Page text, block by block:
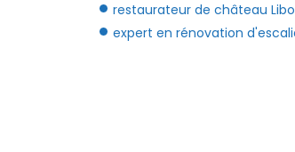
restaurateur de château
expert en rénovation